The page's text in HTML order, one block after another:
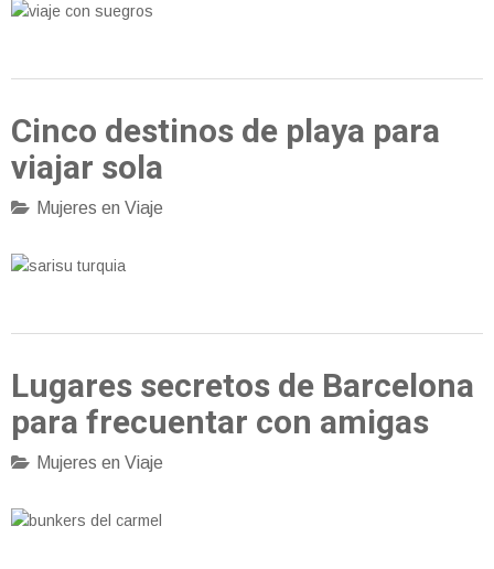
Cinco destinos de playa para
viajar sola
Mujeres en Viaje
Lugares secretos de Barcelona
para frecuentar con amigas
Mujeres en Viaje